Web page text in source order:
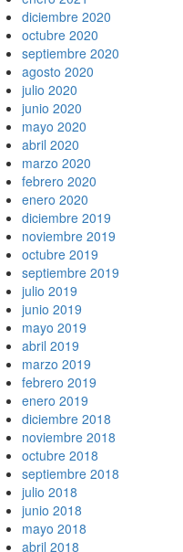
diciembre 2020
octubre 2020
septiembre 2020
agosto 2020
julio 2020
junio 2020
mayo 2020
abril 2020
marzo 2020
febrero 2020
enero 2020
diciembre 2019
noviembre 2019
octubre 2019
septiembre 2019
julio 2019
junio 2019
mayo 2019
abril 2019
marzo 2019
febrero 2019
enero 2019
diciembre 2018
noviembre 2018
octubre 2018
septiembre 2018
julio 2018
junio 2018
mayo 2018
abril 2018